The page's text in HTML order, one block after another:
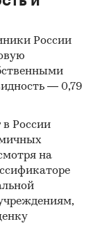
России
— 0,79
в России
на